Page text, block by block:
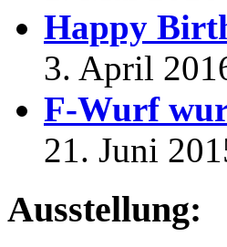
Happy
3. April
F-Wurf
21. Juni
Ausstellung: